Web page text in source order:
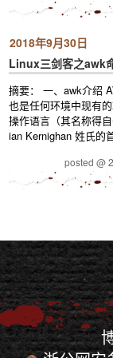
2018年9月30日
Linux三剑客之awk
摘要： 一、awk介绍
也是任何环境中现有
操作语言（其名称得
ian Kernighan 姓氏的
posted @